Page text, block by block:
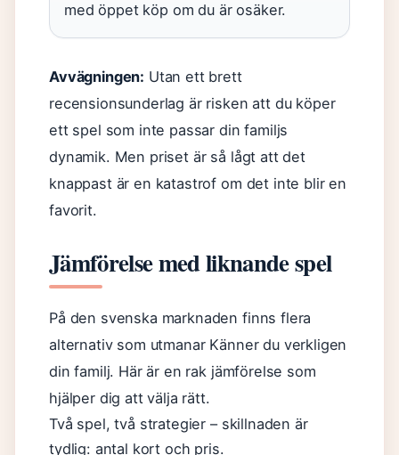
med öppet köp om du är osäker.
Avvägningen: Utan ett brett
recensionsunderlag är risken att du köper
ett spel som inte passar din familjs
dynamik. Men priset är så lågt att det
knappast är en katastrof om det inte blir en
favorit.
Jämförelse med liknande spel
På den svenska marknaden finns flera
alternativ som utmanar Känner du verkligen
din familj. Här är en rak jämförelse som
hjälper dig att välja rätt.
Två spel, två strategier – skillnaden är
tydlig: antal kort och pris.